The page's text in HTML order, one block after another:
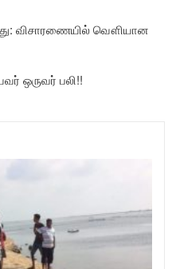
விசாரணையில் வௌியான
ஒருவர் பலி!!